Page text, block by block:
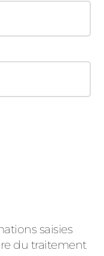
saisies
du traitement